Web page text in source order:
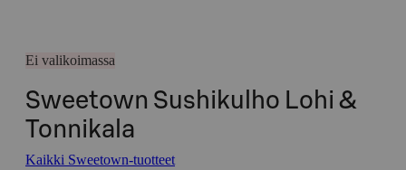
Ei valikoimassa
Sweetown Sushikulho Lohi &
Tonnikala
Kaikki Sweetown-tuotteet